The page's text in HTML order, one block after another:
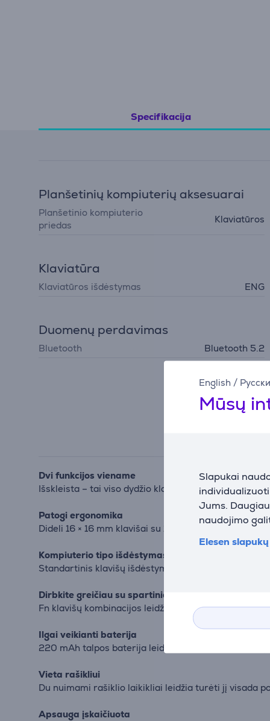
English /
Mūsų
Slapukai
Jums.
naudojimo
Elesen
Specifikacija
Planšetinių kompiuterių aksesuarai
Planšetinio kompiuterio
priedas
Klaviatūros
Klaviatūra
Klaviatūros išdėstymas ENG
Duomenų perdavimas
Bluetooth Bluetooth 5.2
Dvi funkcijos viename
Išskleista – tai viso dydžio klaviatūra, uždaryta –
Patogi ergonomika
Dideli 16 × 16 mm klavišai su 19 mm tarpais ir 1,3
Kompiuterio tipo išdėstymas
Standartinis klavišų išdėstymas su dažnai
Dirbkite greičiau su spartiniais klavišais
Fn klavišų kombinacijos leidžia greičiau naršyti ir
Ilgai veikianti baterija
220 mAh talpos baterija leidžia dirbti iki 65
Vieta rašikliui
Du nuimami rašiklio laikikliai leidžia turėti jį visada
Apsauga įskaičiuota